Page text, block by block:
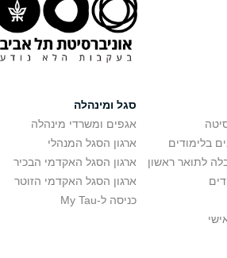
בלימודים
לתואר ראשון
סגל ומינהלה
אגפים ומשרדי מינהלה
ארגון הסגל המנהלי
ארגון הסגל האקדמי הבכיר
ארגון הסגל האקדמי הזוטר
כניסה ל-My Tau